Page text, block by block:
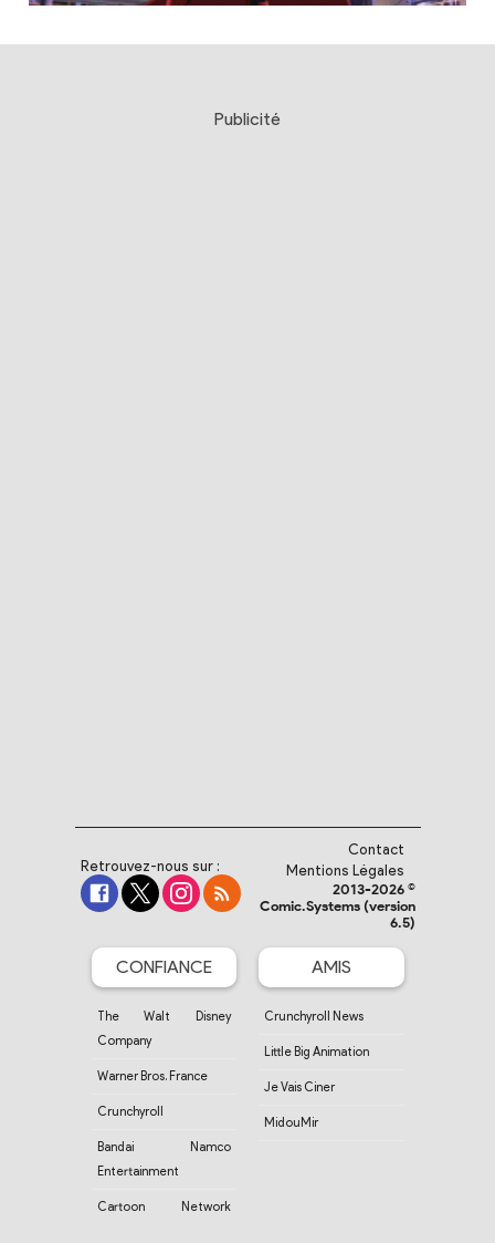
Publicité
Retrouvez-nous sur :
Contact
Mentions Légales
2013-2026 ©
Comic.Systems (version
6.5)
CONFIANCE
The Walt Disney
Company
Warner Bros. France
Crunchyroll
Bandai Namco
Entertainment
Cartoon Network
AMIS
Crunchyroll News
Little Big Animation
Je Vais Ciner
MidouMir